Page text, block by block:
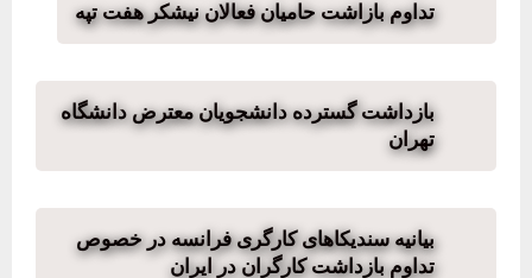
تداوم بازاشت حامیان فعالان نیشکر هفت تپه
بازداشت گسترده دانشجویان معترض دانشگاه
تهران
بیانیه سندیکاهای کارگری فرانسه در خصوص
تداوم بازداشت کارگران در ایران